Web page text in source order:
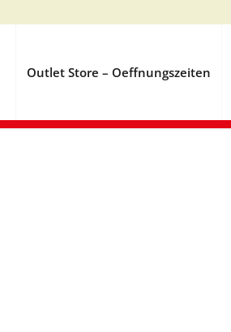
Outlet Store – Oeffnungszeiten